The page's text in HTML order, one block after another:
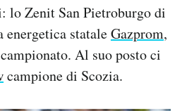
lo Zenit San Pietroburgo di
energetica stataleGazprom,
Al suo posto ci
campione di Scozia.